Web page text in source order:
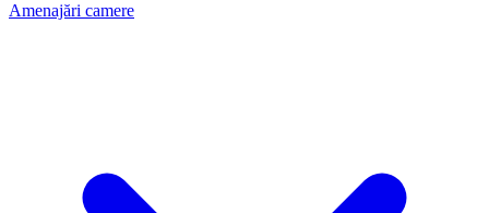
Amenajări camere